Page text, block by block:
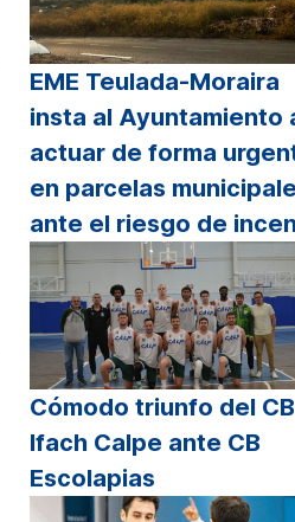
EME Teulada-Moraira
insta al Ayuntamiento
actuar de forma
en parcelas
ante el riesgo de
Cómodo triunfo del CB
Ifach Calpe ante CB
Escolapias